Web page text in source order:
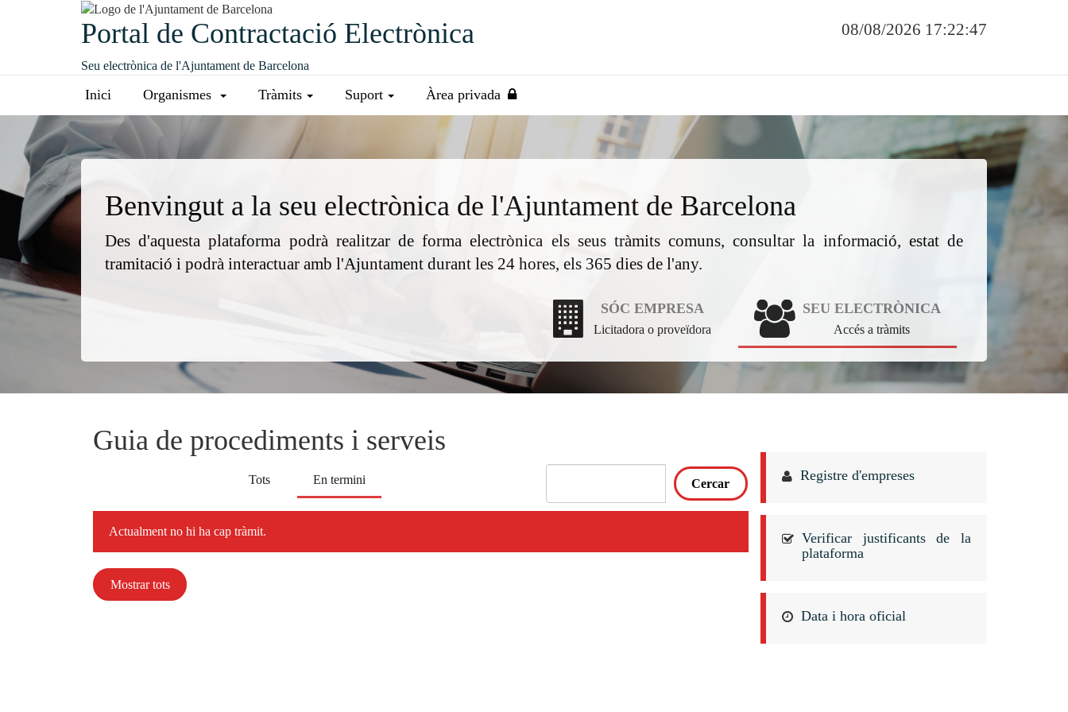
08/08/2026 17:22:47
Portal de Contractació Electrònica
Seu electrònica de l'Ajuntament de Barcelona
Inici Organismes Tràmits Suport Àrea privada
Benvingut a la seu electrònica de l'Ajuntament de Barcelona
Des d'aquesta plataforma podrà realitzar de forma electrònica els seus tràmits comuns, consultar la informació, estat de
tramitació i podrà interactuar amb l'Ajuntament durant les 24 hores, els 365 dies de l'any.
SÓC EMPRESA
Licitadora o proveïdora
SEU ELECTRÒNICA
Accés a tràmits
Guia de procediments i serveis
Tots En termini
Actualment no hi ha cap tràmit.
Mostrar tots
Registre d'empreses
Verificar justificants de la
plataforma
Data i hora oficial